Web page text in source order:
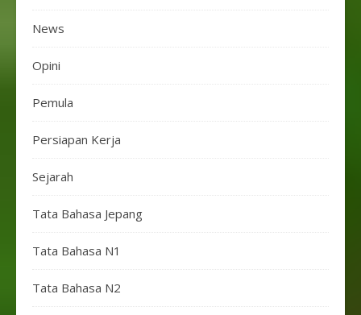
News
Opini
Pemula
Persiapan Kerja
Sejarah
Tata Bahasa Jepang
Tata Bahasa N1
Tata Bahasa N2